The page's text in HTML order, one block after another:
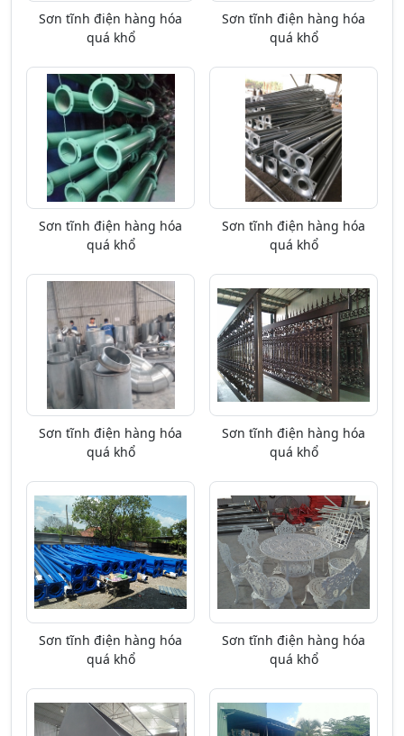
Sơn tĩnh điện hàng hóa
quá khổ
Sơn tĩnh điện hàng hóa
quá khổ
Sơn tĩnh điện hàng hóa
quá khổ
Sơn tĩnh điện hàng hóa
quá khổ
Sơn tĩnh điện hàng hóa
quá khổ
Sơn tĩnh điện hàng hóa
quá khổ
Sơn tĩnh điện hàng hóa
quá khổ
Sơn tĩnh điện hàng hóa
quá khổ